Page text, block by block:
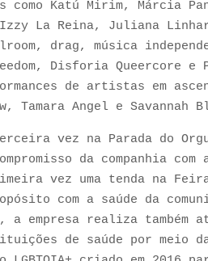
como Katú Mirim, Márcia
La Reina, Juliana
drag, música
Disforia Queercore e
de artistas em
Tamara Angel e Savannah
vez na Parada do
da companhia
vez uma tenda na
com a saúde da
a empresa realiza também
de saúde por meio